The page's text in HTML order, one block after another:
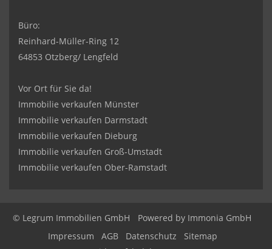
Büro:
Reinhard-Müller-Ring 12
64853 Otzberg/ Lengfeld
Vor Ort für Sie da!
Immobilie verkaufen Münster
Immobilie verkaufen Darmstadt
Immobilie verkaufen Dieburg
Immobilie verkaufen Groß-Umstadt
Immobilie verkaufen Ober-Ramstadt
© Legrum Immobilien GmbH Powered by Immonia GmbH
Impressum
AGB Datenschutz
Sitemap